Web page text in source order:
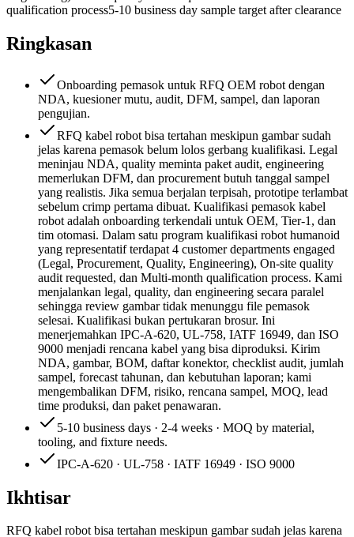
qualification process5-10 business day sample target after clearance
Ringkasan
Onboarding pemasok untuk RFQ OEM robot dengan
NDA, kuesioner mutu, audit, DFM, sampel, dan laporan
pengujian.
RFQ kabel robot bisa tertahan meskipun gambar sudah
jelas karena pemasok belum lolos gerbang kualifikasi. Legal
meninjau NDA, quality meminta paket audit, engineering
memerlukan DFM, dan procurement butuh tanggal sampel
yang realistis. Jika semua berjalan terpisah, prototipe terlambat
sebelum crimp pertama dibuat. Kualifikasi pemasok kabel
robot adalah onboarding terkendali untuk OEM, Tier-1, dan
tim otomasi. Dalam satu program kualifikasi robot humanoid
yang representatif terdapat 4 customer departments engaged
(Legal, Procurement, Quality, Engineering), On-site quality
audit requested, dan Multi-month qualification process. Kami
menjalankan legal, quality, dan engineering secara paralel
sehingga review gambar tidak menunggu file pemasok
selesai. Kualifikasi bukan pertukaran brosur. Ini
menerjemahkan IPC-A-620, UL-758, IATF 16949, dan ISO
9000 menjadi rencana kabel yang bisa diproduksi. Kirim
NDA, gambar, BOM, daftar konektor, checklist audit, jumlah
sampel, forecast tahunan, dan kebutuhan laporan; kami
mengembalikan DFM, risiko, rencana sampel, MOQ, lead
time produksi, dan paket penawaran.
5-10 business days · 2-4 weeks · MOQ by material,
tooling, and fixture needs.
IPC-A-620 · UL-758 · IATF 16949 · ISO 9000
Ikhtisar
RFQ kabel robot bisa tertahan meskipun gambar sudah jelas karena